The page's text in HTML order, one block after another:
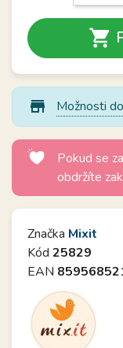

store_mall_directory Možnosti
Pokud se
obdržíte
Značka Mixit
Kód 25829
EAN